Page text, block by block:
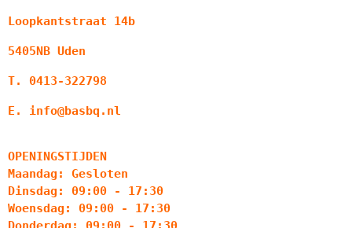
Loopkantstraat 14b
5405NB Uden
T. 0413-322798
E. info@basbq.nl
OPENINGSTIJDEN
Maandag: Gesloten
Dinsdag: 09:00 - 17:30
Woensdag: 09:00 - 17:30